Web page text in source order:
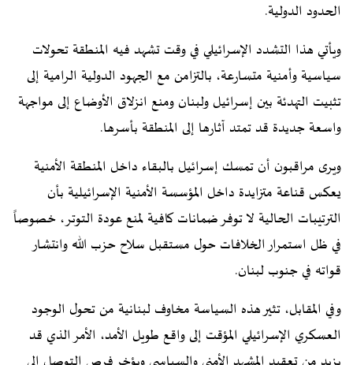
الحدود الدولية.
ويأتي هذا التشدد الإسرائيلي في وقت تشهد فيه المنطقة تحولات
سياسية وأمنية متسارعة، بالتزامن مع الجهود الدولية الرامية إلى
تثبيت التهدئة بين إسرائيل ولبنان ومنع انزلاق الأوضاع إلى مواجهة
واسعة جديدة قد تمتد آثارها إلى المنطقة بأسرها.
ويرى مراقبون أن تمسك إسرائيل بالبقاء داخل المنطقة الأمنية
يعكس قناعة متزايدة داخل المؤسسة الأمنية الإسرائيلية بأن
الترتيبات الحالية لا توفر ضمانات كافية لمنع عودة التوتر، خصوصاً
في ظل استمرار الخلافات حول مستقبل سلاح حزب الله وانتشار
قواته في جنوب لبنان.
وفي المقابل، تثير هذه السياسة مخاوف لبنانية من تحول الوجود
العسكري الإسرائيلي المؤقت إلى واقع طويل الأمد، الأمر الذي قد